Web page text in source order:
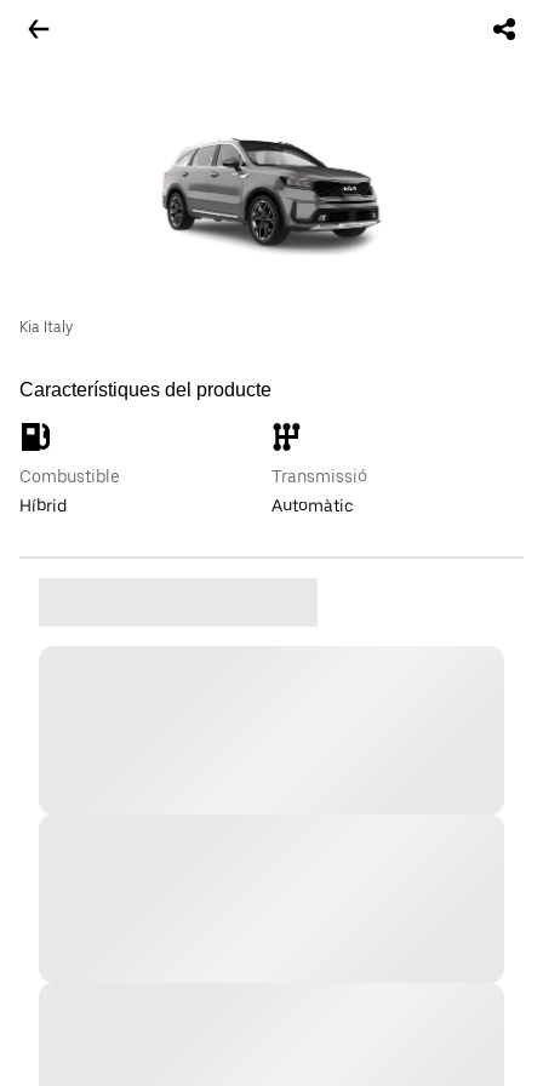
Kia Italy
Característiques del producte
Combustible
Híbrid
Transmissió
Automàtic